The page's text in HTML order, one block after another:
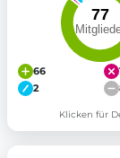
66
2
Klicken für